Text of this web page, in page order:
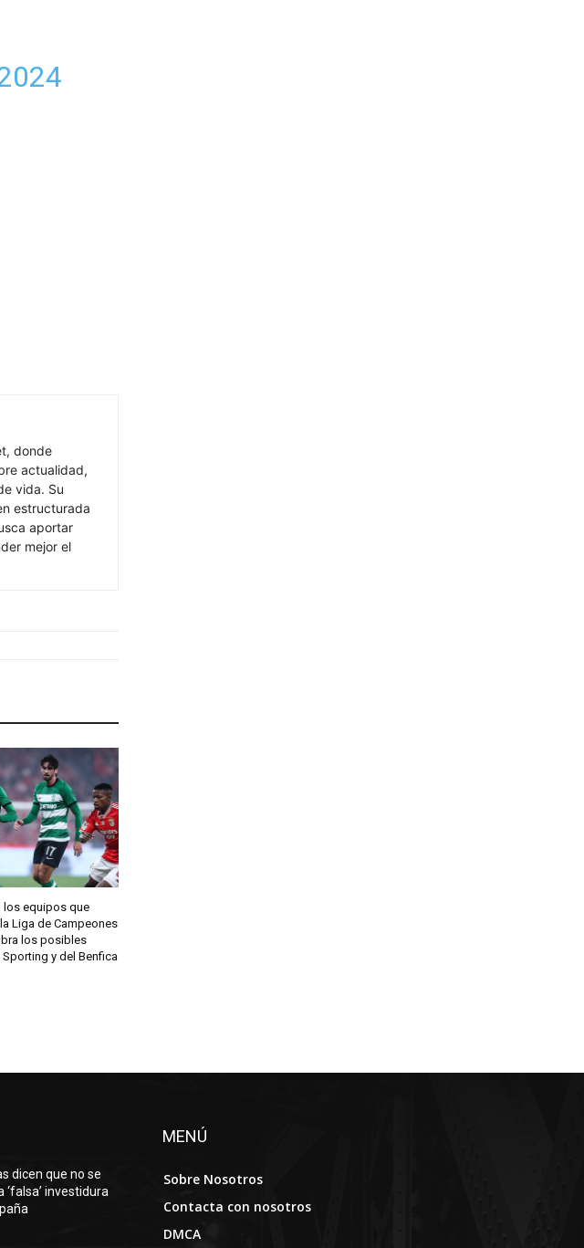
donde
actualidad,
vida. Su
estructurada
aportar
mejor el
los equipos que
Liga de Campeones
los posibles
y del Benfica
dicen que no se
‘falsa’ investidura
MENÚ
Sobre Nosotros
Contacta con nosotros
DMCA